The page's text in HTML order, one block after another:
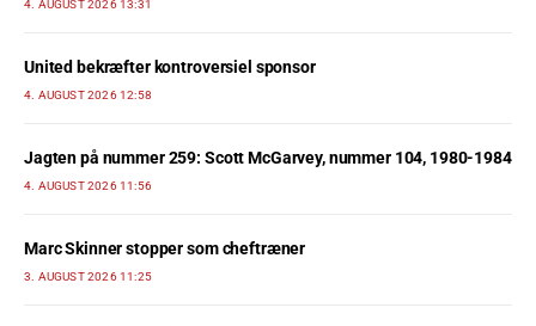
4. AUGUST 2026 13:31
United bekræfter kontroversiel sponsor
4. AUGUST 2026 12:58
Jagten på nummer 259: Scott McGarvey, nummer 104, 1980-1984
4. AUGUST 2026 11:56
Marc Skinner stopper som cheftræner
3. AUGUST 2026 11:25